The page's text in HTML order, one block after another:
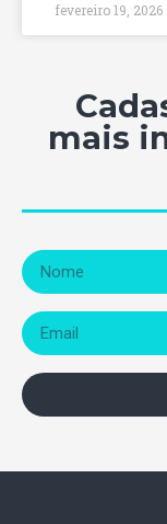
fevereiro 19, 2026
mais